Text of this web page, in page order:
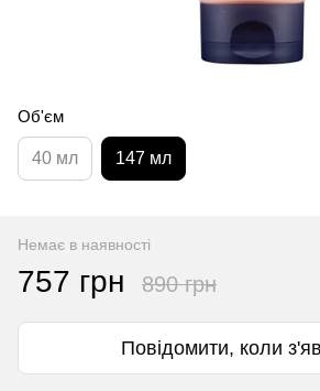
Об'єм
40 мл 147 мл
Немає в наявності
757 грн 890 грн
Повідомити, коли